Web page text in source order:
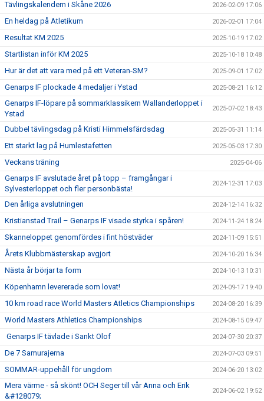
Tävlingskalendern i Skåne 2026 2026-02-09 17:06
En heldag på Atletikum 2026-02-01 17:04
Resultat KM 2025 2025-10-19 17:02
Startlistan inför KM 2025 2025-10-18 10:48
Hur är det att vara med på ett Veteran-SM? 2025-09-01 17:02
Genarps IF plockade 4 medaljer i Ystad 2025-08-21 16:12
Genarps IF-löpare på sommarklassikern Wallanderloppet i
Ystad
2025-07-02 18:43
Dubbel tävlingsdag på Kristi Himmelsfärdsdag 2025-05-31 11:14
Ett starkt lag på Humlestafetten 2025-05-03 17:30
Veckans träning 2025-04-06
Genarps IF avslutade året på topp – framgångar i
Sylvesterloppet och fler personbästa!
2024-12-31 17:03
Den årliga avslutningen 2024-12-14 16:32
Kristianstad Trail – Genarps IF visade styrka i spåren! 2024-11-24 18:24
Skanneloppet genomfördes i fint höstväder 2024-11-09 15:51
Årets Klubbmästerskap avgjort 2024-10-20 16:34
Nästa år börjar ta form 2024-10-13 10:31
Köpenhamn levererade som lovat! 2024-09-17 19:40
10 km road race World Masters Atletics Championships 2024-08-20 16:39
World Masters Athletics Championships 2024-08-15 09:47
Genarps IF tävlade i Sankt Olof 2024-07-30 20:37
De 7 Samurajerna 2024-07-03 09:51
SOMMAR-uppehåll för ungdom 2024-06-20 13:02
Mera värme - så skönt! OCH Seger till vår Anna och Erik
&#128079;
2024-06-02 19:52